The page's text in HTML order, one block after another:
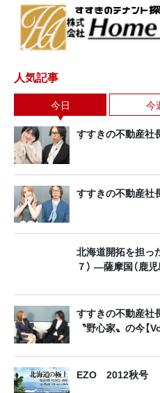
人気記事
今日 今
すすきの不動産社
すすきの不動産社
北海道開拓を担っ
７） ―薩摩国（鹿
すすきの不動産社
〝野心家〟の今【
EZO 2012秋号